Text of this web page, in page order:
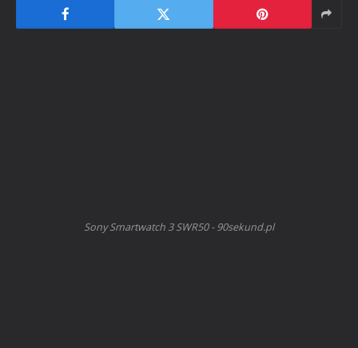
Sony Smartwatch 3 SWR50 - 90sekund.pl